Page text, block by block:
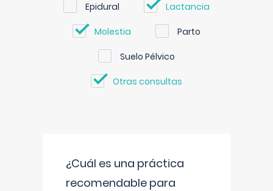
Epidural Lactancia
Molestia Parto
Suelo Pélvico
Otras consultas
¿Cuál es una práctica
recomendable para